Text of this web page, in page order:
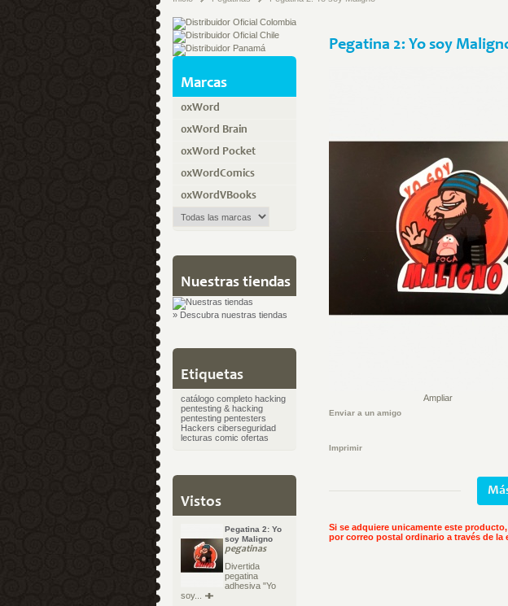
Marcas
0xWord
0xWord Brain
0xWord Pocket
0xWordComics
0xWordVBooks
Nuestras tiendas
» Descubra nuestras tiendas
Etiquetas
catálogo completo hacking
pentesting & hacking
pentesting pentesters
Hackers ciberseguridad
lecturas comic ofertas
Vistos
Pegatina 2: Yo
soy Maligno
pegatinas
Divertida
pegatina
adhesiva "Yo
soy...
Pegatina 2: Yo soy
Ampliar
Enviar a un amigo
Imprimir
Si se adquiere unicamente este
por correo postal ordinario a través de la